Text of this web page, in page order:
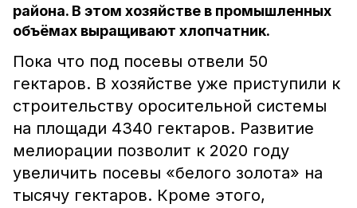
района. В этом хозяйстве в промышленных
объёмах выращивают хлопчатник.
Пока что под посевы отвели 50
гектаров. В хозяйстве уже приступили к
строительству оросительной системы
на площади 4340 гектаров. Развитие
мелиорации позволит к 2020 году
увеличить посевы «белого золота» на
тысячу гектаров. Кроме этого,